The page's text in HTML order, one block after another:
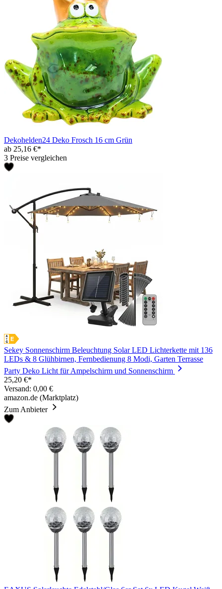
Dekohelden24 Deko Frosch 16 cm Grün
ab 25,16 €*
3 Preise vergleichen
Sekey Sonnenschirm Beleuchtung Solar LED Lichterkette mit 136
LEDs & 8 Glühbirnen, Fernbedienung 8 Modi, Garten Terrasse
Party Deko Licht für Ampelschirm und Sonnenschirm
25,20 €*
Versand: 0,00 €
amazon.de (Marktplatz)
Zum Anbieter